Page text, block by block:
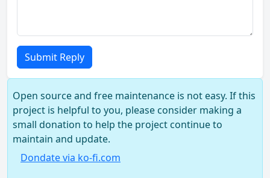
Submit Reply
Open source and free maintenance is not easy. If this
project is helpful to you, please consider making a
small donation to help the project continue to
maintain and update.
Dondate via ko-fi.com